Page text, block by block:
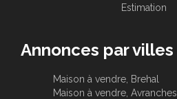
Estimation
Annonces par villes
Maison à vendre, Brehal
Maison à vendre, Avranches